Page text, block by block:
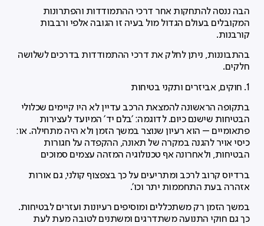
הבה ננסה להתחקות אחר דרכי ההתמודדות והפתרונות
המקובלים בעולם הגדול מול בעיה זו הגובה אלפי ורבבות
קורבנות.
בהתבוננות, ניתן לחלק את דרכי ההתמודדות בדרכים לשלושה
חלקים.
1. חוקים, אביזרים ותקני בטיחות
בתקופה הראשונה להמצאת הרכב עדיין לא היו קיימים שכלולי
הבטיחות שישנם כיום. לדוגמה: 'בלם יד' המיועד לעצירות
פתאומיים – הוא רעיון שנוצר במשך הזמן ולא היה מתחילה. או:
כיסי אויר להגנה במקרה של תאונה, ההקפדה על חגורות
הבטיחות, ולאחרונה אף טכנולוגיה המזהה עצמים סמוכים
ברדיוס קרוב לרכב ומתריעים על כך בצפצוף קולני, גם אורות
אזהרה בעת התחממות יתר וכו'.
במשך הזמן רק משתכללים ומוסיפים רעיונות ועזרים לבטיחות.
כך גם חוקי התנועה משתדרגים ומשתנים לטובה מעת לעת